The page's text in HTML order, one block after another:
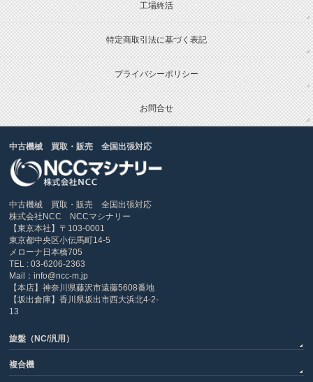
工場終活
特定商取引法に基づく表記
プライバシーポリシー
お問合せ
中古機械 買取・販売 全国出張対応
中古機械 買取・販売 全国出張対応
株式会社NCC NCCマシナリー
【東京本社】〒103-0001
東京都中央区小伝馬町14-5
メローナ日本橋705
TEL : 03-6206-2363
Mail：info@ncc-m.jp
【本店】神奈川県藤沢市遠藤5608番地
【坂出倉庫】香川県坂出市西大浜北4-2-
13
旋盤（NC/汎用）
複合機